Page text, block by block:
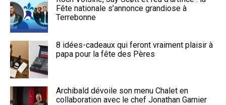
Fête nationale s’annonce grandiose à
Terrebonne
8 idées-cadeaux qui feront vraiment plaisir à
papa pour la fête des Pères
Archibald dévoile son menu Chalet en
collaboration avec le chef Jonathan Garnier